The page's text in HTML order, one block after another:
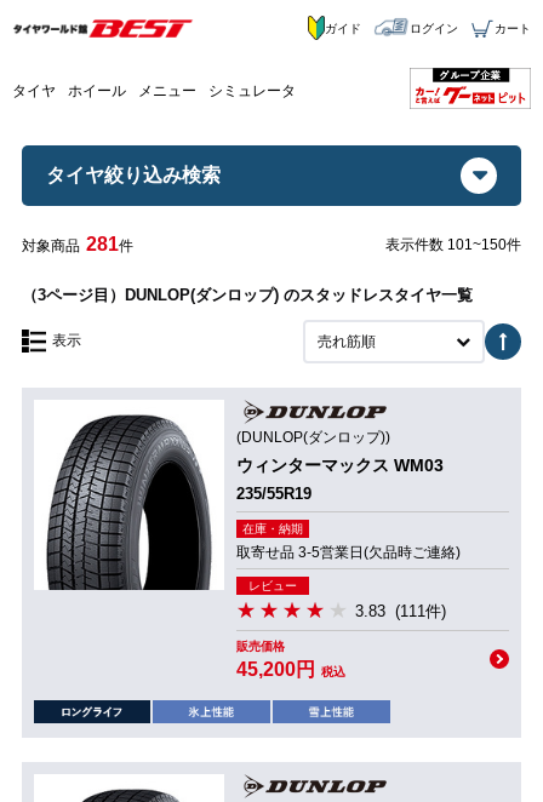
タイヤ ホイール メニュー シミュレータ
ガイド ログイン カート
タイヤ絞り込み検索
対象商品 281件 表示件数 101~150件
（3ページ目）DUNLOP(ダンロップ) のスタッドレスタイヤ一覧
表示 売れ筋順
(DUNLOP(ダンロップ))
ウィンターマックス WM03
235/55R19
在庫・納期
取寄せ品 3-5営業日(欠品時ご連絡)
レビュー
3.83 (111件)
販売価格
45,200円 税込